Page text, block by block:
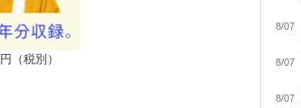
（税別）
8/07
8/07
8/07